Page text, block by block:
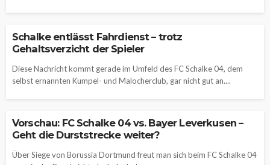
Schalke entlässt Fahrdienst – trotz
Gehaltsverzicht der Spieler
Diese Nachricht kommt gerade im Umfeld des FC Schalke 04, dem
selbst ernannten Kumpel- und Malocherclub, gar nicht gut an....
Vorschau: FC Schalke 04 vs. Bayer Leverkusen –
Geht die Durststrecke weiter?
Über Siege von Borussia Dortmund freut man sich beim FC Schalke 04